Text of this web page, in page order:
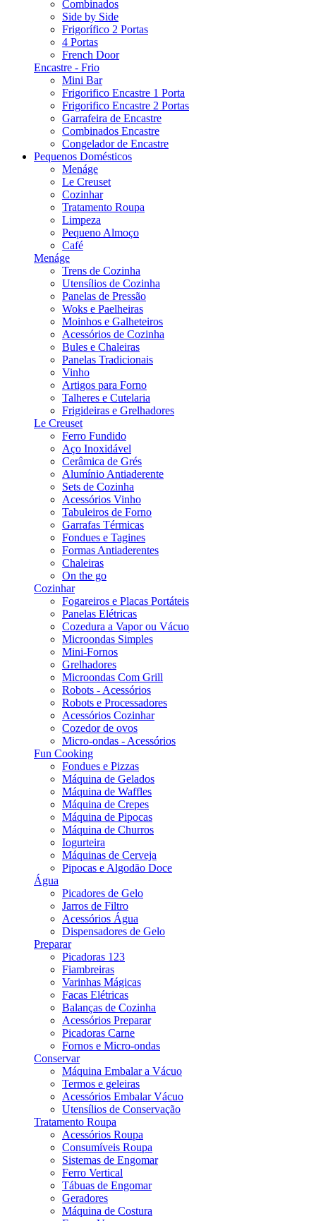
Combinados
Side by Side
Frigorífico 2 Portas
4 Portas
French Door
Encastre - Frio
Mini Bar
Frigorifico Encastre 1 Porta
Frigorifico Encastre 2 Portas
Garrafeira de Encastre
Combinados Encastre
Congelador de Encastre
Pequenos Domésticos
Menáge
Le Creuset
Cozinhar
Tratamento Roupa
Limpeza
Pequeno Almoço
Café
Menáge
Trens de Cozinha
Utensílios de Cozinha
Panelas de Pressão
Woks e Paelheiras
Moinhos e Galheteiros
Acessórios de Cozinha
Bules e Chaleiras
Panelas Tradicionais
Vinho
Artigos para Forno
Talheres e Cutelaria
Frigideiras e Grelhadores
Le Creuset
Ferro Fundido
Aço Inoxidável
Cerâmica de Grés
Alumínio Antiaderente
Sets de Cozinha
Acessórios Vinho
Tabuleiros de Forno
Garrafas Térmicas
Fondues e Tagines
Formas Antiaderentes
Chaleiras
On the go
Cozinhar
Fogareiros e Placas Portáteis
Panelas Elétricas
Cozedura a Vapor ou Vácuo
Microondas Simples
Mini-Fornos
Grelhadores
Microondas Com Grill
Robots - Acessórios
Robots e Processadores
Acessórios Cozinhar
Cozedor de ovos
Micro-ondas - Acessórios
Fun Cooking
Fondues e Pizzas
Máquina de Gelados
Máquina de Waffles
Máquina de Crepes
Máquina de Pipocas
Máquina de Churros
Iogurteira
Máquinas de Cerveja
Pipocas e Algodão Doce
Água
Picadores de Gelo
Jarros de Filtro
Acessórios Água
Dispensadores de Gelo
Preparar
Picadoras 123
Fiambreiras
Varinhas Mágicas
Facas Elétricas
Balanças de Cozinha
Acessórios Preparar
Picadoras Carne
Fornos e Micro-ondas
Conservar
Máquina Embalar a Vácuo
Termos e geleiras
Acessórios Embalar Vácuo
Utensílios de Conservação
Tratamento Roupa
Acessórios Roupa
Consumíveis Roupa
Sistemas de Engomar
Ferro Vertical
Tábuas de Engomar
Geradores
Máquina de Costura